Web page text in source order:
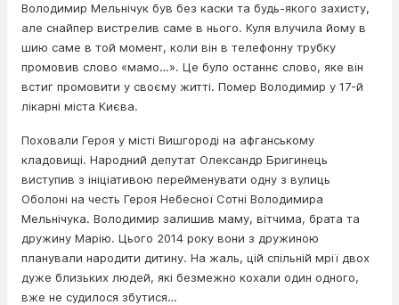
Володимир Мельнічук був без каски та будь-якого захисту,
але снайпер вистрелив саме в нього. Куля влучила йому в
шию саме в той момент, коли він в телефонну трубку
промовив слово «мамо…». Це було останнє слово, яке він
встиг промовити у своєму житті. Помер Володимир у 17-й
лікарні міста Києва.
Поховали Героя у місті Вишгороді на афганському
кладовищі. Народний депутат Олександр Бригинець
виступив з ініціативою перейменувати одну з вулиць
Оболоні на честь Героя Небесної Сотні Володимира
Мельнічука. Володимир залишив маму, вітчима, брата та
дружину Марію. Цього 2014 року вони з дружиною
планували народити дитину. На жаль, цій спільній мрії двох
дуже близьких людей, які безмежно кохали один одного,
вже не судилося збутися…